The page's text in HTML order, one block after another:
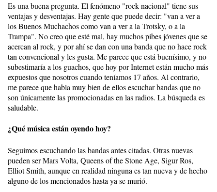
Es una buena pregunta. El fenómeno "rock nacional" tiene sus
ventajas y desventajas. Hay gente que puede decir: "van a ver a
los Buenos Muchachos como van a ver a la Trotsky, o a la
Trampa". No creo que esté mal, hay muchos pibes jóvenes que se
acercan al rock, y por ahí se dan con una banda que no hace rock
tan convencional y les gusta. Me parece que está buenísimo, y no
subestimaría a los guachos, que hoy por Internet están mucho más
expuestos que nosotros cuando teníamos 17 años. Al contrario,
me parece que habla muy bien de ellos escuchar bandas que no
son únicamente las promocionadas en las radios. La búsqueda es
saludable.
¿Qué música están oyendo hoy?
Seguimos escuchando las bandas antes citadas. Otras nuevas
pueden ser Mars Volta, Queens of the Stone Age, Sigur Ros,
Elliot Smith, aunque en realidad ninguna es tan nueva y de hecho
alguno de los mencionados hasta ya se murió.